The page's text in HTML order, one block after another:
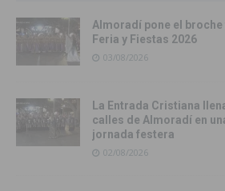
Almoradí pone el
Feria y Fiestas 2026
03/08/2026
La Entrada Cristiana
calles de Almoradí en
jornada festera
02/08/2026